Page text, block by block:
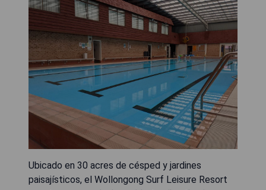
Ubicado en 30 acres de césped y jardines
paisajísticos, el Wollongong Surf Leisure Resort